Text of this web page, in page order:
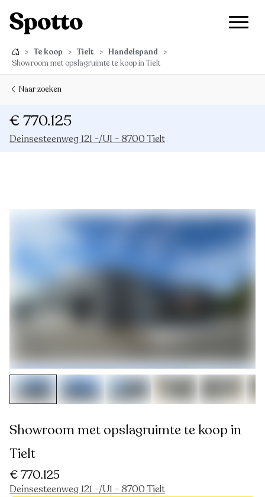
> Te koop > Tielt > Handelspand >
Showroom met opslagruimte te koop in Tielt
Naar zoeken
€ 770.125
Deinsesteenweg 121 -/U1 - 8700 Tielt
Showroom met opslagruimte te koop in
Tielt
€ 770.125
Deinsesteenweg 121 -/U1 - 8700 Tielt